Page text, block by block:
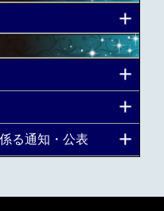
る通知・公表